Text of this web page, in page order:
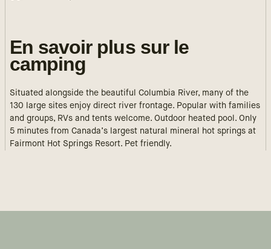
En savoir plus sur le
camping
Situated alongside the beautiful Columbia River, many of the
130 large sites enjoy direct river frontage. Popular with families
and groups, RVs and tents welcome. Outdoor heated pool. Only
5 minutes from Canada’s largest natural mineral hot springs at
Fairmont Hot Springs Resort. Pet friendly.